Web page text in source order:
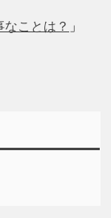
ことは？ 」